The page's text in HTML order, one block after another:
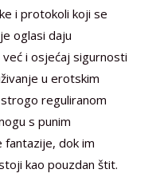
i protokoli koji se
oglasi daju
i osjećaj sigurnosti
u erotskim
reguliranom
s punim
dok im
kao pouzdan štit.